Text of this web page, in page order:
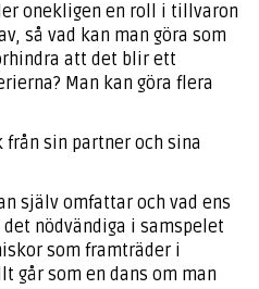
onekligen en roll i tillvaron
så vad kan man göra som
att det blir ett
Man kan göra flera
sin partner och sina
själv omfattar och vad ens
nödvändiga i samspelet
som framträder i
går som en dans om man